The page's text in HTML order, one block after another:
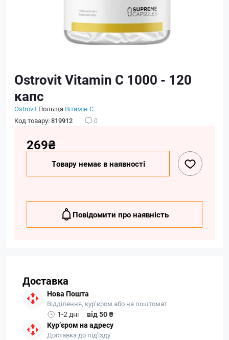
Ostrovit Vitamin C 1000 - 120
капс
Ostrovit Польща Вітамін C
Код товару:819912 0
269₴
Товару немає в наявності
Повідомити про наявність
Доставка
Нова Пошта
Відділення, кур’єром або на поштомат
1-2 дні
від 50 ₴
Кур’єром на адресу
Доставка до під'їзду